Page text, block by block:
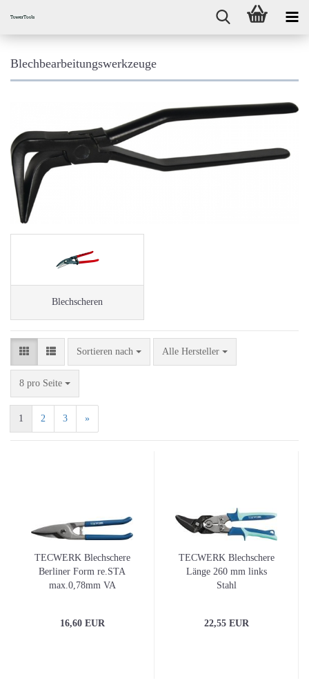
Blechbearbeitungswerkzeuge
Blechscheren
Sortieren nach
Sortieren nach Alle Hersteller
8 pro Seite
pro Seite
1 2 3 »
TECWERK Blechschere
Berliner Form re.STA
max.0,78mm VA
16,60 EUR
TECWERK Blechschere
Länge 260 mm links
Stahl
22,55 EUR